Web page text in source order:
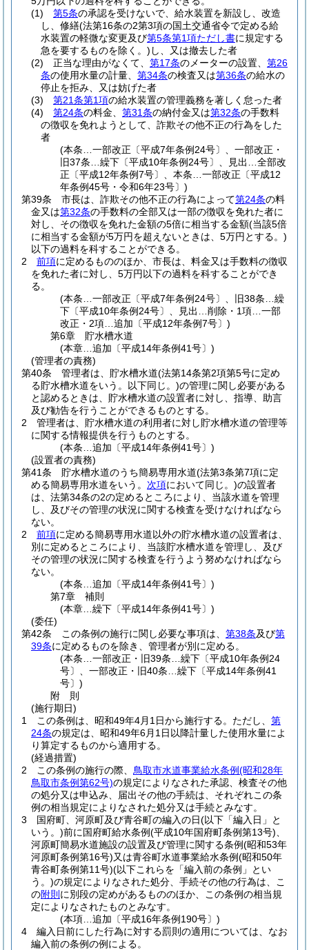
(1)
第5条の承認を受けないで、給水装置を新設し、改造
し、修繕(法第16条の2第3項の国土交通省令で定める給
水装置の軽微な変更及び第5条第1項ただし書に規定する
急を要するものを除く。) し、又は撤去した者
(2)
正当な理由がなくて、 第17条のメーターの設置、 第26
条の使用水量の計量、 第34条の検査又は第36条の給水の
停止を拒み、又は妨げた者
(3)
第21条第1項の給水装置の管理義務を著しく怠った者
(4)
第24条の料金、 第31条の納付金又は第32条の手数料
の徴収を免れようとして、詐欺その他不正の行為をした
者
(本条…一部改正〔平成7年条例24号〕、一部改正・
旧37条…繰下〔平成10年条例24号〕、見出…全部改
正〔平成12年条例7号〕、本条…一部改正〔平成12
年条例45号・令和6年23号〕)
第39条
市長は、詐欺その他不正の行為によって第24条の料
金又は第32条の手数料の全部又は一部の徴収を免れた者に
対し、その徴収を免れた金額の5倍に相当する金額(当該5倍
に相当する金額が5万円を超えないときは、5万円とする。)
以下の過料を科することができる。
2
前項に定めるもののほか、市長は、料金又は手数料の徴収
を免れた者に対し、5万円以下の過料を科することができ
る。
(本条…一部改正〔平成7年条例24号〕、旧38条…繰
下〔平成10年条例24号〕、見出…削除・1項…一部
改正・2項…追加〔平成12年条例7号〕)
第6章
貯水槽水道
(本章…追加〔平成14年条例41号〕)
(管理者の責務)
第40条
管理者は、貯水槽水道(法第14条第2項第5号に定め
る貯水槽水道をいう。以下同じ。)の管理に関し必要がある
と認めるときは、貯水槽水道の設置者に対し、指導、助言
及び勧告を行うことができるものとする。
2
管理者は、貯水槽水道の利用者に対し貯水槽水道の管理等
に関する情報提供を行うものとする。
(本条…追加〔平成14年条例41号〕)
(設置者の責務)
第41条
貯水槽水道のうち簡易専用水道(法第3条第7項に定
める簡易専用水道をいう。 次項において同じ。)の設置者
は、法第34条の2の定めるところにより、当該水道を管理
し、及びその管理の状況に関する検査を受けなければなら
ない。
2
前項に定める簡易専用水道以外の貯水槽水道の設置者は、
別に定めるところにより、当該貯水槽水道を管理し、及び
その管理の状況に関する検査を行うよう努めなければなら
ない。
(本条…追加〔平成14年条例41号〕)
第7章
補則
(本章…繰下〔平成14年条例41号〕)
(委任)
第42条
この条例の施行に関し必要な事項は、 第38条及び第
39条に定めるものを除き、管理者が別に定める。
(本条…一部改正・旧39条…繰下〔平成10年条例24
号〕、一部改正・旧40条…繰下〔平成14年条例41
号〕)
附 則
(施行期日)
1
この条例は、昭和49年4月1日から施行する。 ただし、 第
24条の規定は、昭和49年6月1日以降計量した使用水量によ
り算定するものから適用する。
(経過措置)
2
この条例の施行の際、 鳥取市水道事業給水条例(昭和28年
鳥取市条例第62号)の規定によりなされた承認、検査その他
の処分又は申込み、届出その他の手続は、それぞれこの条
例の相当規定によりなされた処分又は手続とみなす。
3
国府町、河原町及び青谷町の編入の日(以下「編入日」と
いう。)前に国府町給水条例(平成10年国府町条例第13号)
河原町簡易水道施設の設置及び管理に関する条例(昭和53年
河原町条例第16号)又は青谷町水道事業給水条例(昭和50年
青谷町条例第11号)(以下これらを「編入前の条例」とい
う。)の規定によりなされた処分、手続その他の行為は、こ
の附則 に別段の定めがあるもののほか、この条例の相当規
定によりなされたものとみなす。
(本項…追加〔平成16年条例190号〕)
4
編入日前にした行為に対する罰則の適用については、なお
編入前の条例の例による。